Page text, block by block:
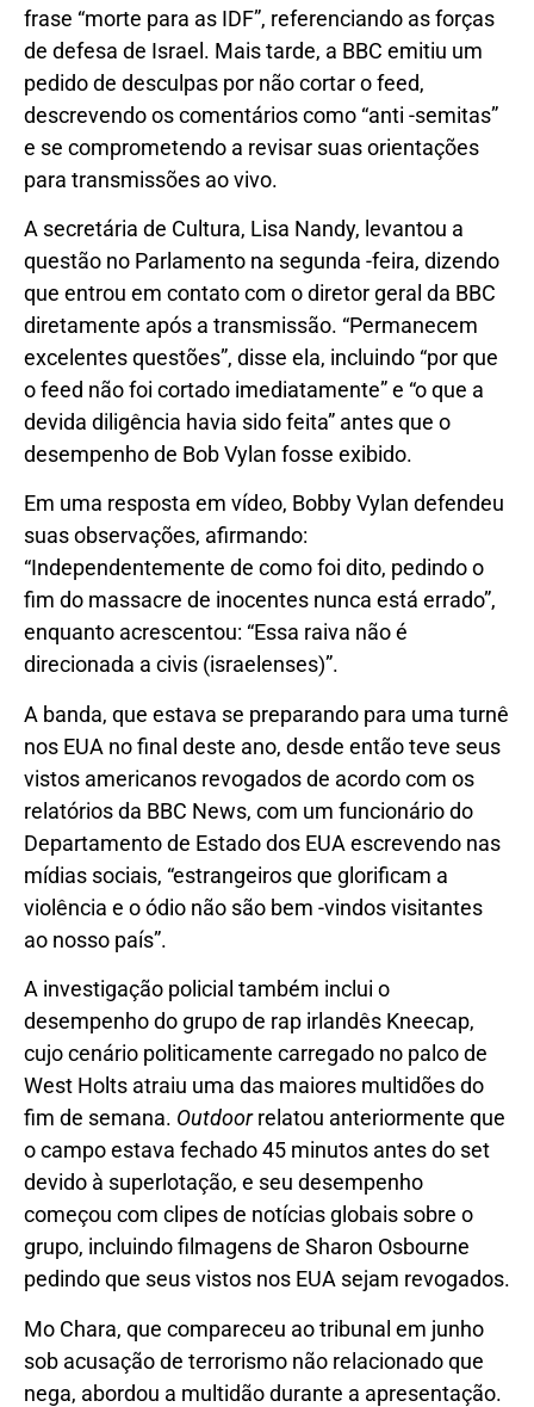
frase “morte para as IDF”, referenciando as forças
de defesa de Israel. Mais tarde, a BBC emitiu um
pedido de desculpas por não cortar o feed,
descrevendo os comentários como “anti -semitas”
e se comprometendo a revisar suas orientações
para transmissões ao vivo.
A secretária de Cultura, Lisa Nandy, levantou a
questão no Parlamento na segunda -feira, dizendo
que entrou em contato com o diretor geral da BBC
diretamente após a transmissão. “Permanecem
excelentes questões”, disse ela, incluindo “por que
o feed não foi cortado imediatamente” e “o que a
devida diligência havia sido feita” antes que o
desempenho de Bob Vylan fosse exibido.
Em uma resposta em vídeo, Bobby Vylan defendeu
suas observações, afirmando:
“Independentemente de como foi dito, pedindo o
fim do massacre de inocentes nunca está errado”,
enquanto acrescentou: “Essa raiva não é
direcionada a civis (israelenses)”.
A banda, que estava se preparando para uma turnê
nos EUA no final deste ano, desde então teve seus
vistos americanos revogados de acordo com os
relatórios da BBC News, com um funcionário do
Departamento de Estado dos EUA escrevendo nas
mídias sociais, “estrangeiros que glorificam a
violência e o ódio não são bem -vindos visitantes
ao nosso país”.
A investigação policial também inclui o
desempenho do grupo de rap irlandês Kneecap,
cujo cenário politicamente carregado no palco de
West Holts atraiu uma das maiores multidões do
fim de semana. Outdoorrelatou anteriormente que
o campo estava fechado 45 minutos antes do set
devido à superlotação, e seu desempenho
começou com clipes de notícias globais sobre o
grupo, incluindo filmagens de Sharon Osbourne
pedindo que seus vistos nos EUA sejam revogados.
Mo Chara, que compareceu ao tribunal em junho
sob acusação de terrorismo não relacionado que
nega, abordou a multidão durante a apresentação.